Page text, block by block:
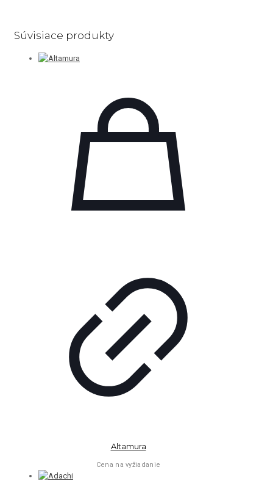
Súvisiace produkty
Altamura
Cena na vyžiadanie